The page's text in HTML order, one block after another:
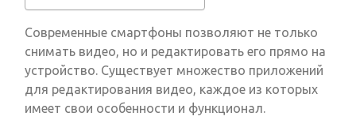
Современные смартфоны позволяют не только
снимать видео, но и редактировать его прямо на
устройство. Существует множество приложений
для редактирования видео, каждое из которых
имеет свои особенности и функционал.